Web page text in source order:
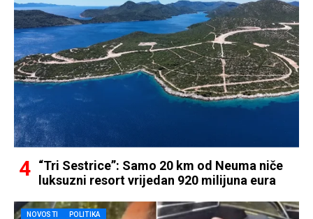
“Tri Sestrice”: Samo 20 km od Neuma niče
luksuzni resort vrijedan 920 milijuna eura
NOVOSTI POLITIKA